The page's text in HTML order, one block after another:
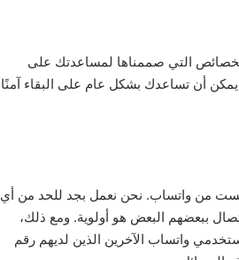
التي صممناها لمساعدتك على
يمكن أن تساعدك بشكل عام على البقاء آمنًا
من واتساب. نحن نعمل بجد للحد من أي
ببعضهم البعض هو أولوية. ومع ذلك،
واتساب الآخرين الذين لديهم رقم